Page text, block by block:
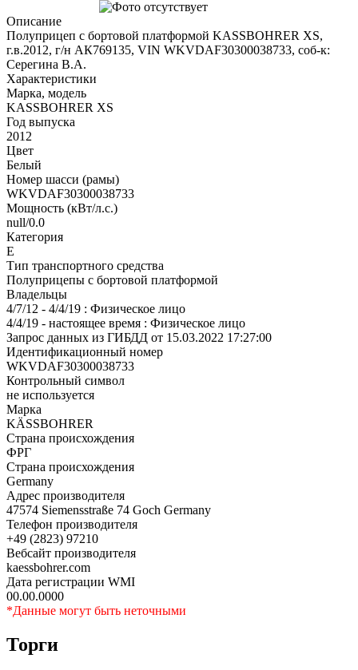
Описание
Полуприцеп с бортовой платформой KASSBOHRER XS,
г.в.2012, г/н АК769135, VIN WKVDAF30300038733, соб-к:
Серегина В.А.
Характеристики
Марка, модель
KASSBOHRER XS
Год выпуска
2012
Цвет
Белый
Номер шасси (рамы)
WKVDAF30300038733
Мощность (кВт/л.с.)
null/0.0
Категория
Е
Тип транспортного средства
Полуприцепы с бортовой платформой
Владельцы
4/7/12 - 4/4/19 : Физическое лицо
4/4/19 - настоящее время : Физическое лицо
Запрос данных из ГИБДД от 15.03.2022 17:27:00
Идентификационный номер
WKVDAF30300038733
Контрольный символ
не используется
Марка
KÄSSBOHRER
Страна происхождения
ФРГ
Страна происхождения
Germany
Адрес производителя
47574 Siemensstraße 74 Goch Germany
Телефон производителя
+49 (2823) 97210
Вебсайт производителя
kaessbohrer.com
Дата регистрации WMI
00.00.0000
*Данные могут быть неточными
Торги